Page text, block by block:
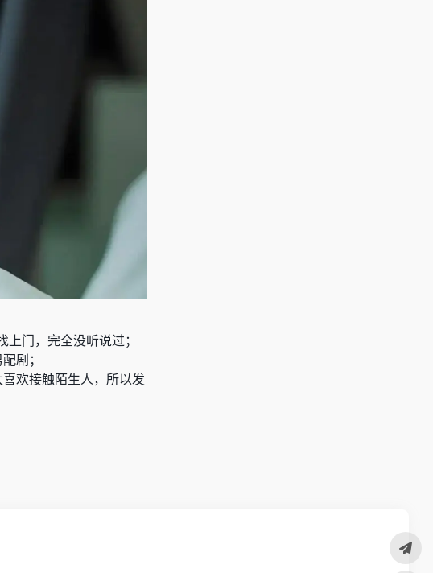
门，完全没听说过；
剧；
欢接触陌生人，所以发